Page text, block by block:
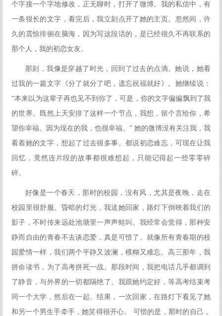
个字接一个字地修改，正无聊时，打开了微博。我的私信中，有
一条很长的文字，看完后，我立刻点开了她的主页。忽然间，许
久的震惊徘徊在脑海，因为写这段话的，是已经很久不再联系的
那个人，我的初恋女友。
那刻，我像是穿越了时光，回到了过去的点滴。她说，她看
过我的一篇文字《分了就分了吧，遗忘祝福就好》。她继续说：
“本来以为这辈子再也见不到你了，可是，你的文字偏偏飘到了我
的世界。既然上天安排了这样一个节点，我想，留个言给你，希
望你幸福。因为现在的我，也很幸福。” 她的微博没有关注我，我
看着她的文字，想起了过去很多事。都说初恋难忘，可现在让我
回忆，竟然连片段的故事都很难想起，只能记得起一些零零碎
碎。
好像是一个春天，那时的校园，没有风，尤其是夜晚，走在
校园里很舒服。昏暗的灯光，我送她回家，路灯下倒映着我们的
影子，不时传来远处池塘里一声声蛙叫。我经常会觉得，那种安
静而自由的青春不去谈恋爱，真是可惜了。就像所有青春期的校
园爱情一样，我们两个平静又波澜，模糊又难忘。高三那年，我
拼命读书，为了高考拼死一战。那段时间，我把电话几乎都调到
了静音，与外界的一切都隔绝了。我跟她约定好，等高考结束考
同一个大学，然后在一起。结果，一次回家，在路灯下看见了她
和另一个男生手牵手，她笑得很开心。 可惜的是，那时的自己，